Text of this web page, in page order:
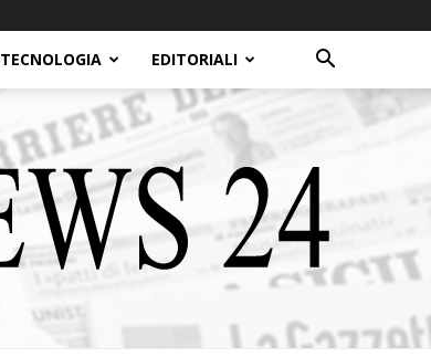
TECNOLOGIA EDITORIALI